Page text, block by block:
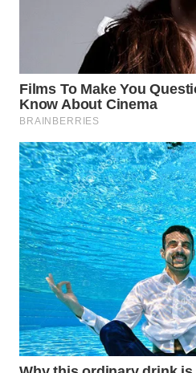
MANDALIKA
WN
LIKUPANG
WN
LABUANBAJO
WN
BORNEO
Wahana
Media
Group
WAHANA
NEWS